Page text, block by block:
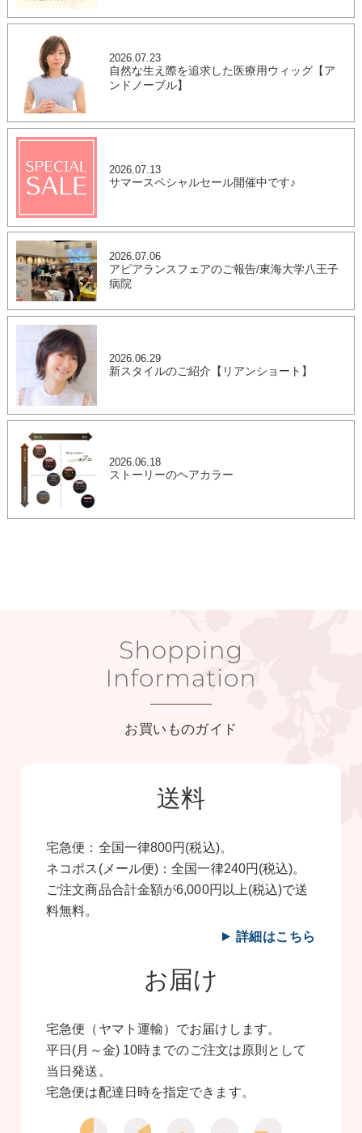
2026.07.23
自然な生え際を追求した医療用ウィッグ【ア
ンドノーブル】
2026.07.13
サマースペシャルセール開催中です♪
2026.07.06
アピアランスフェアのご報告/東海大学八王子
病院
2026.06.29
新スタイルのご紹介【リアンショート】
2026.06.18
ストーリーのヘアカラー
お買いものガイド
送料
宅急便：全国一律800円(税込)。
ネコポス(メール便)：全国一律240円(税込)。
ご注文商品合計金額が6,000円以上(税込)で送
料無料。
詳細はこちら
お届け
宅急便（ヤマト運輸）でお届けします。
平日(月～金) 10時までのご注文は原則として
当日発送。
宅急便は配達日時を指定できます。